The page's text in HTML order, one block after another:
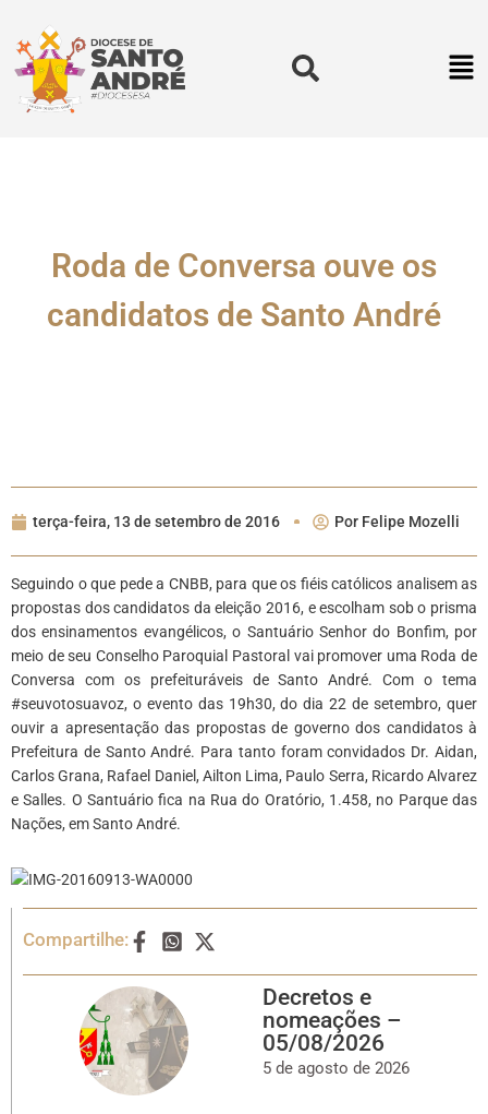
Roda de Conversa ouve os
candidatos de Santo André
terça-feira, 13 de setembro de 2016 Por Felipe Mozelli
Seguindo o que pede a CNBB, para que os fiéis católicos analisem as
propostas dos candidatos da eleição 2016, e escolham sob o prisma
dos ensinamentos evangélicos, o Santuário Senhor do Bonfim, por
meio de seu Conselho Paroquial Pastoral vai promover uma Roda de
Conversa com os prefeituráveis de Santo André. Com o tema
#seuvotosuavoz, o evento das 19h30, do dia 22 de setembro, quer
ouvir a apresentação das propostas de governo dos candidatos à
Prefeitura de Santo André. Para tanto foram convidados Dr. Aidan,
Carlos Grana, Rafael Daniel, Ailton Lima, Paulo Serra, Ricardo Alvarez
e Salles. O Santuário fica na Rua do Oratório, 1.458, no Parque das
Nações, em Santo André.
Compartilhe:
Decretos e
nomeações –
05/08/2026
5 de agosto de 2026